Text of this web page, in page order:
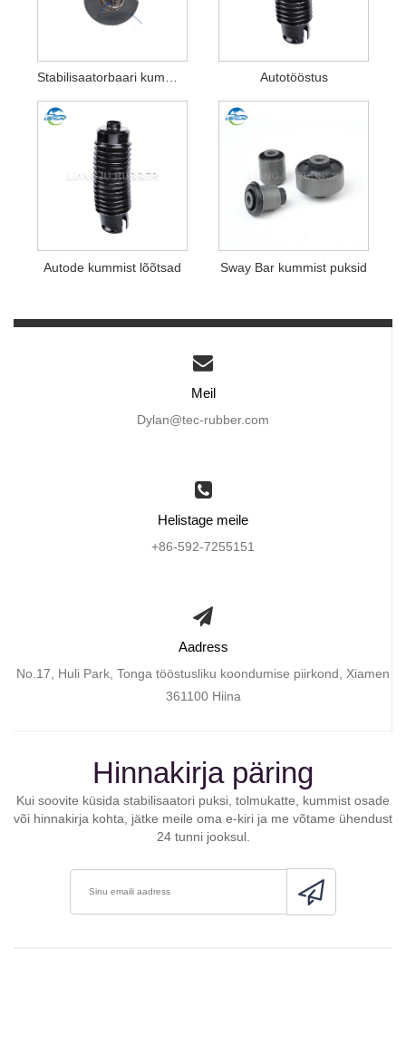
Autotööstus
Autode kummist lõõtsad Sway Bar kummist puksid
Meil
Dylan@tec-rubber.com
Helistage meile
+86-592-7255151
Aadress
No.17, Huli Park, Tonga tööstusliku koondumise piirkond, Xiamen
361100 Hiina
Hinnakirja päring
Kui soovite küsida stabilisaatori puksi, tolmukatte, kummist osade
või hinnakirja kohta, jätke meile oma e-kiri ja me võtame ühendust
24 tunni jooksul.